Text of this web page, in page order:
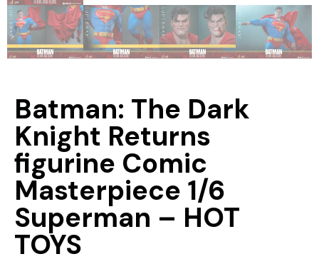
Batman: The Dark
Knight Returns
figurine Comic
Masterpiece 1/6
Superman – HOT
TOYS